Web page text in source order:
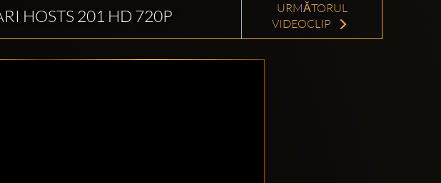
HOSTS 201 HD 720P
URMĂTORUL
VIDEOCLIP